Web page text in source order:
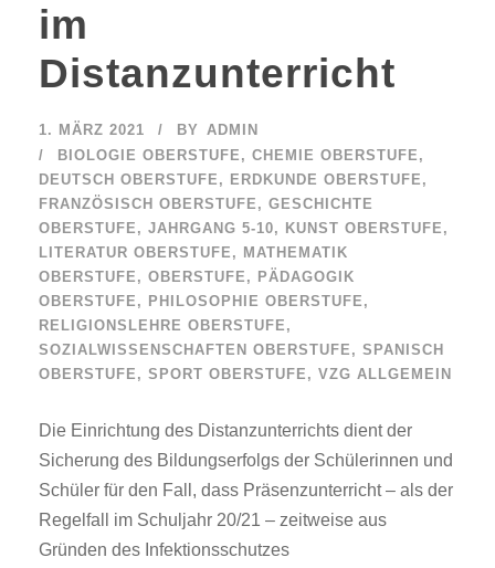
im
Distanzunterricht
1. MÄRZ 2021 BY
ADMIN
BIOLOGIE OBERSTUFE , CHEMIE OBERSTUFE ,
DEUTSCH OBERSTUFE , ERDKUNDE OBERSTUFE ,
FRANZÖSISCH OBERSTUFE , GESCHICHTE
OBERSTUFE , JAHRGANG 5-10, KUNST OBERSTUFE ,
LITERATUR OBERSTUFE , MATHEMATIK
OBERSTUFE , OBERSTUFE , PÄDAGOGIK
OBERSTUFE , PHILOSOPHIE OBERSTUFE ,
RELIGIONSLEHRE OBERSTUFE ,
SOZIALWISSENSCHAFTEN OBERSTUFE , SPANISCH
OBERSTUFE , SPORT OBERSTUFE , VZG ALLGEMEIN
Die Einrichtung des Distanzunterrichts dient der
Sicherung des Bildungserfolgs der Schülerinnen und
Schüler für den Fall, dass Präsenzunterricht – als der
Regelfall im Schuljahr 20/21 – zeitweise aus
Gründen des Infektionsschutzes